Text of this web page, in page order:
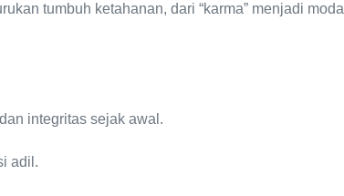
tumbuh ketahanan, dari “karma” menjadi modal
integritas sejak awal.
adil.